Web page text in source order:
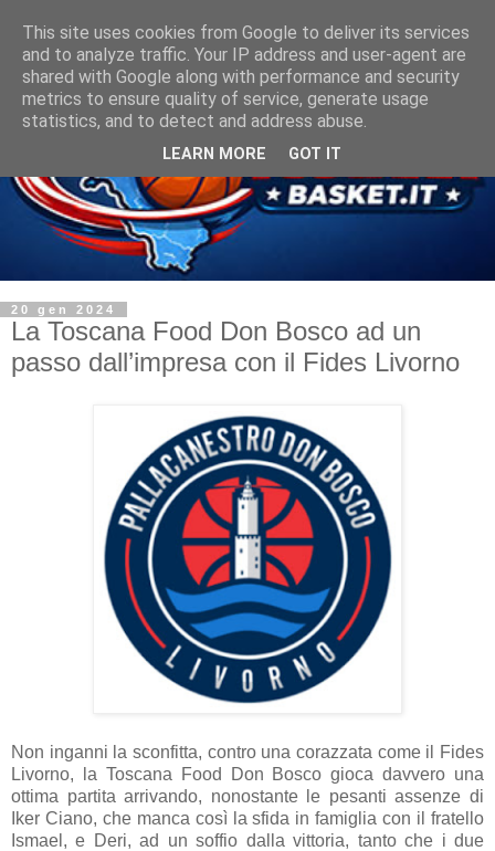
20 gen 2024
La Toscana Food Don Bosco ad un
passo dall’impresa con il Fides Livorno
Non inganni la sconfitta, contro una corazzata come il Fides
Livorno, la Toscana Food Don Bosco gioca davvero una
ottima partita arrivando, nonostante le pesanti assenze di
Iker Ciano, che manca così la sfida in famiglia con il fratello
Ismael, e Deri, ad un soffio dalla vittoria, tanto che i due
This site uses cookies from Google to deliver its services
and to analyze traffic. Your IP address and user-agent are
shared with Google along with performance and security
metrics to ensure quality of service, generate usage
statistics, and to detect and address abuse.
LEARN MORE GOT IT